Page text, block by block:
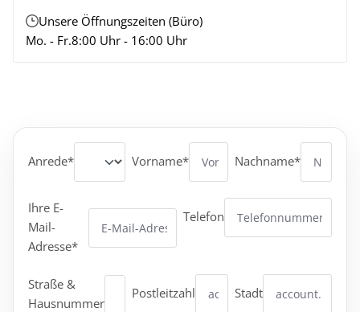
Unsere Öffnungszeiten (Büro)
Mo. - Fr.8:00 Uhr - 16:00 Uhr
Anrede* Vorname* Nachname*
Ihre E-
Mail-
Adresse*
Telefon
Straße &
Hausnummer
Postleitzahl Stadt